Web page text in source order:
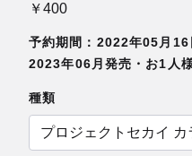
￥400
予約期間：2022年05月
2023年06月発売・お1人
種類